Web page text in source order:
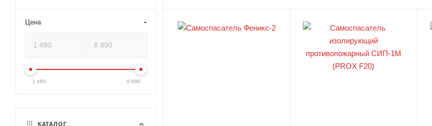
Цена
1 480 8 890
КАТАЛОГ